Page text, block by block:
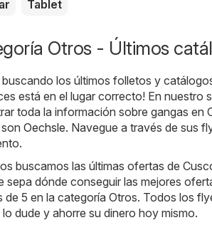
Tablet
Otros - Últimos
buscando los últimos folletos y
está en el lugar correcto! En nuestro
toda la información sobre gangas en
Oechsle. Navegue a través de sus
buscamos las últimas ofertas de
sepa dónde conseguir las mejores
de 5 en la categoría Otros. Todos los
dude y ahorre su dinero hoy mismo.